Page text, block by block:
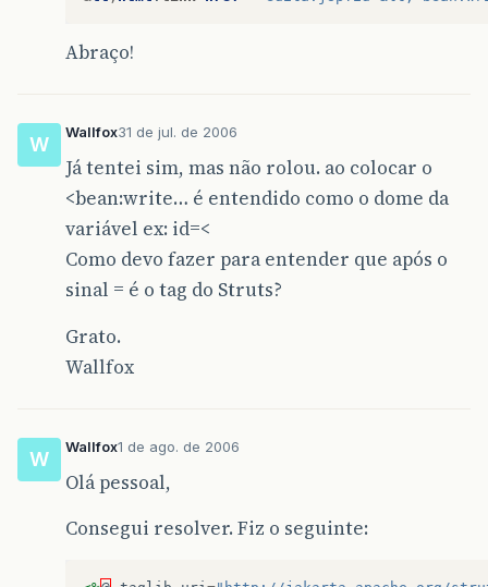
Abraço!
W
Wallfox31 de jul. de 2006
Já tentei sim, mas não rolou. ao colocar o
<bean:write… é entendido como o dome da
variável ex: id=<
Como devo fazer para entender que após o
sinal = é o tag do Struts?
Grato.
Wallfox
W
Wallfox1 de ago. de 2006
Olá pessoal,
Consegui resolver. Fiz o seguinte: